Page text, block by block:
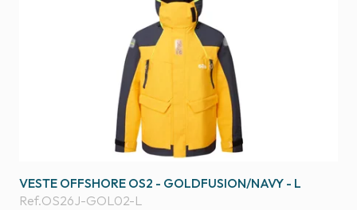
VESTE OFFSHORE OS2 - GOLDFUSION/NAVY - L
Ref.OS26J-GOL02-L